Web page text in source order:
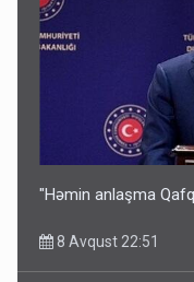
"Həmin anlaşma
8 Avqust 22:51